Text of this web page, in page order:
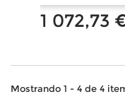
1 072,73
Mostrando 1 - 4 de 4